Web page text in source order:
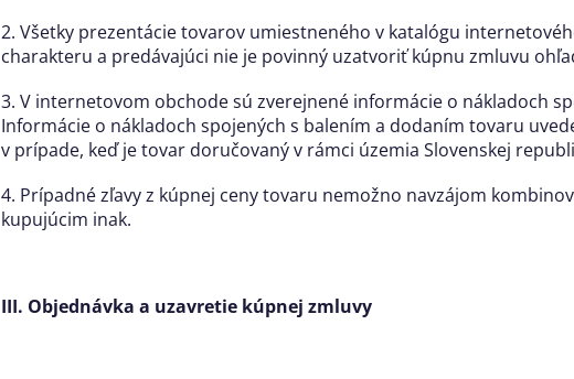
2. Všetky prezentácie tovarov umiestneného v katalógu
charakteru a predávajúci nie je povinný uzatvoriť kúpnu zmluvu
3. V internetovom obchode sú zverejnené informácie o nákladoch
Informácie o nákladoch spojených s balením a dodaním tovaru
v prípade, keď je tovar doručovaný v rámci územia Slovenskej
4. Prípadné zľavy z kúpnej ceny tovaru nemožno navzájom
kupujúcim inak.
III. Objednávka a uzavretie kúpnej zmluvy